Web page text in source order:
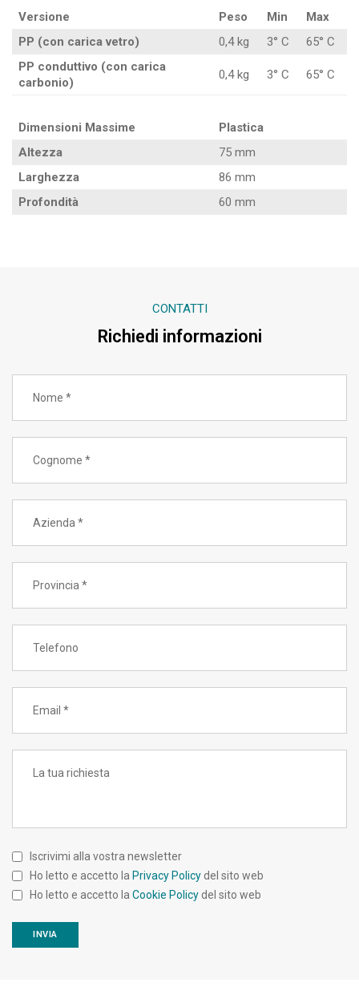
Versione Peso Min
Max
PP (con carica vetro)
0,4 kg 3° C
65° C
PP conduttivo (con carica
carbonio)
0,4 kg 3° C 65° C
Dimensioni Massime
Plastica
Altezza
75 mm
Larghezza
86 mm
Profondità
60 mm
CONTATTI
Richiedi informazioni
Iscrivimi alla vostra newsletter
Ho letto e accetto la Privacy Policy del sito web
Ho letto e accetto la Cookie Policy del sito web